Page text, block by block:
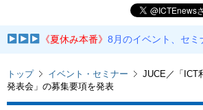
《夏休み本番》8月のイベント、セミ
トップ イベント・セミナー
JUCE／「ICT
発表会」の募集要項を発表